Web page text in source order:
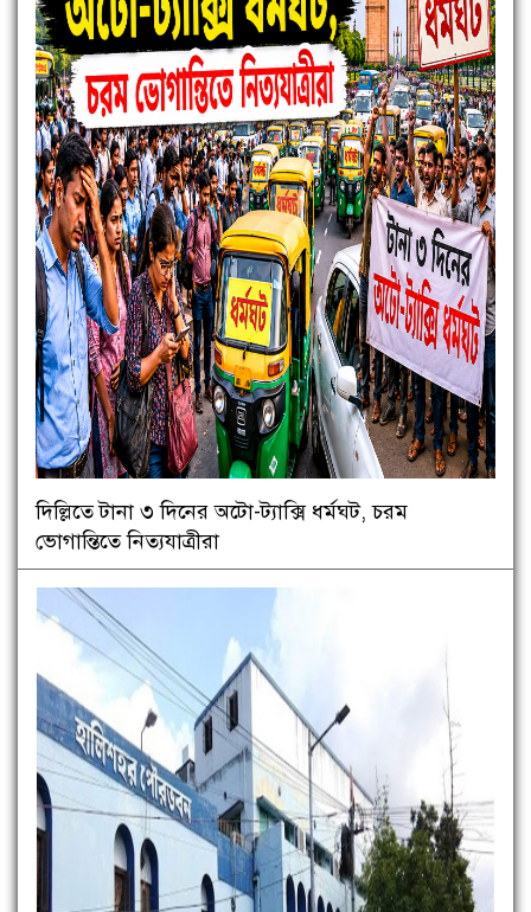
দিল্লিতে টানা ৩ দিনের অটো-ট্যাক্সি ধর্মঘট, চরম
ভোগান্তিতে নিত্যযাত্রীরা